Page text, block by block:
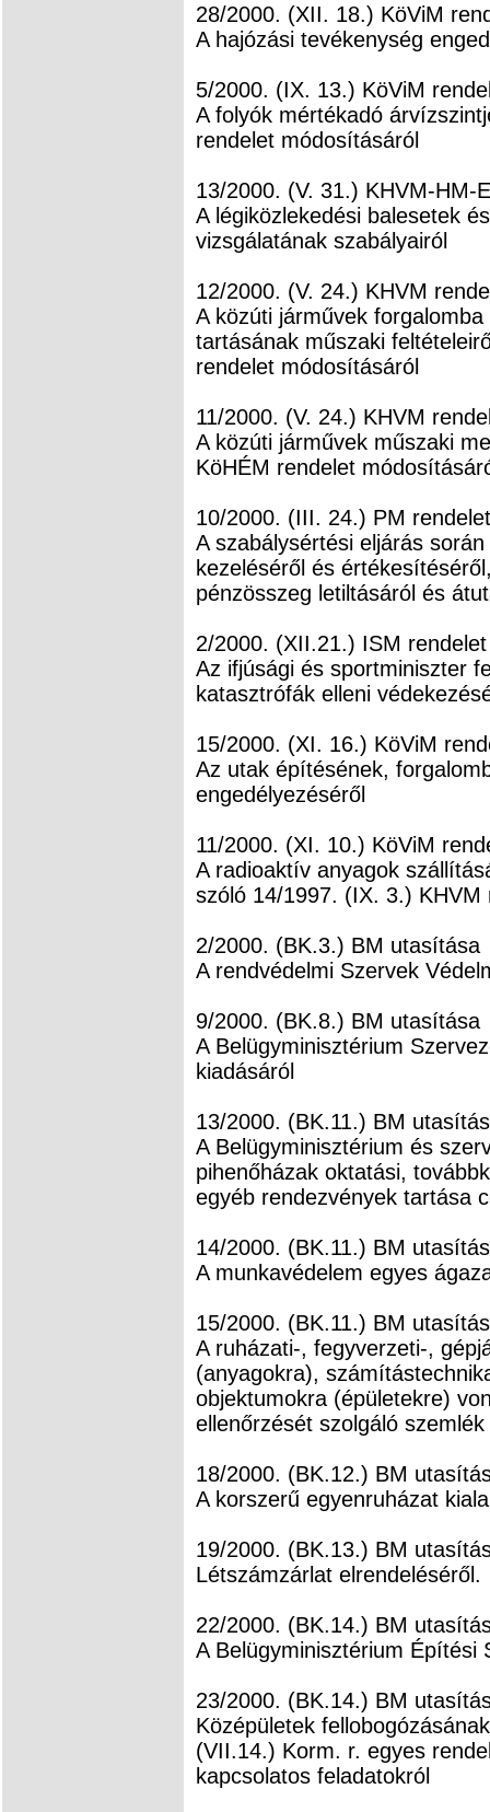
28/2000. (XII. 18.) KöViM
A hajózási tevékenység
5/2000. (IX. 13.) KöViM
A folyók mértékadó
rendelet módosításáról
13/2000. (V. 31.) KHVM-HM-
A légiközlekedési balesetek
vizsgálatának szabályairól
12/2000. (V. 24.) KHVM
A közúti járművek
tartásának műszaki
rendelet módosításáról
11/2000. (V. 24.) KHVM
A közúti járművek műszaki
KöHÉM rendelet
10/2000. (III. 24.) PM
A szabálysértési eljárás
kezeléséről és
pénzösszeg letiltásáról és
2/2000. (XII.21.) ISM rendelet
Az ifjúsági és sportminiszter
katasztrófák elleni
15/2000. (XI. 16.) KöViM
Az utak építésének,
engedélyezéséről
11/2000. (XI. 10.) KöViM
A radioaktív anyagok
szóló 14/1997. (IX. 3.)
2/2000. (BK.3.) BM utasítása
A rendvédelmi Szervek
9/2000. (BK.8.) BM utasítása
A Belügyminisztérium
kiadásáról
13/2000. (BK.11.) BM
A Belügyminisztérium és
pihenőházak oktatási,
egyéb rendezvények tartása
14/2000. (BK.11.) BM
A munkavédelem egyes
15/2000. (BK.11.) BM
A ruházati-, fegyverzeti-,
(anyagokra),
objektumokra (épületekre)
ellenőrzését szolgáló
18/2000. (BK.12.) BM
A korszerű egyenruházat
19/2000. (BK.13.) BM
Létszámzárlat elrendeléséről.
22/2000. (BK.14.) BM
A Belügyminisztérium Építési
23/2000. (BK.14.) BM
Középületek
(VII.14.) Korm. r. egyes
kapcsolatos feladatokról